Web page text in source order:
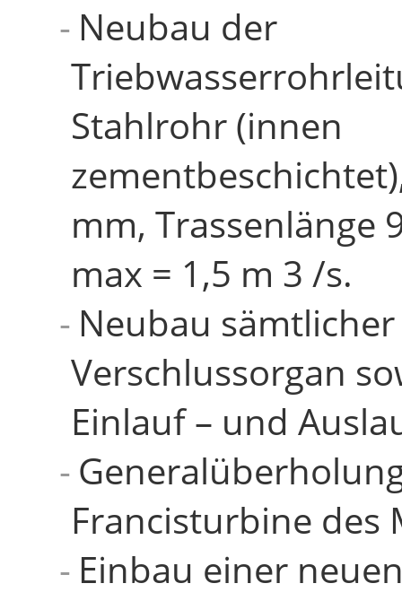
Neubau der
Stahlrohr (innen
mm, Trassenlänge
max = 1,5 m 3 /s.
Neubau sämtlicher
Verschlussorgan
Einlauf – und
Francisturbine des
Einbau einer